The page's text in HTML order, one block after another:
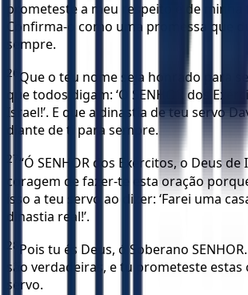
prometeste a meu respeito e de minha
Confirma-o como uma promessa que
sempre.
26 Que o teu nome seja honrado para
que todos digam: ‘O SENHOR dos
Israel!’. E que a dinastia de teu servo
diante de ti para sempre.
27 “Ó SENHOR dos Exércitos, o Deus de
coragem de fazer-te esta oração
isso a teu servo ao dizer: ‘Farei uma
dinastia real!’.
28 Pois tu és Deus, ó Soberano
são verdadeiras, e tu prometeste estas
servo.